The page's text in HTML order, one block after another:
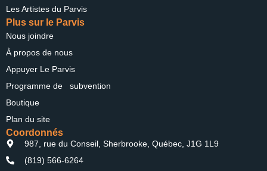
Coordonnés
987, rue du Conseil, Sherbrooke, Québec, J1G 1L9
(819) 566-6264
Les Artistes du Parvis
Plus sur le Parvis
Nous joindre
À propos de nous
Appuyer Le Parvis
Programme de subvention
Boutique
Plan du site